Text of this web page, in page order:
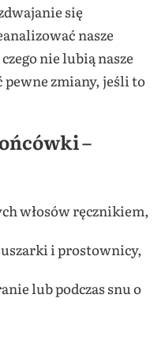
się
nasze
nie lubią nasze
pewne zmiany, jeśli to
–
włosów ręcznikiem,
i prostownicy,
lub podczas snu o